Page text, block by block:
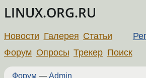
LINUX.ORG.RU
Новости Галерея Статьи
Форум Опросы Трекер Поиск
Форум — Admin